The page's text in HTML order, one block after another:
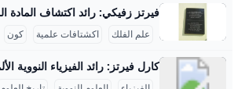
علم الفلك اكشتافات علمية كون